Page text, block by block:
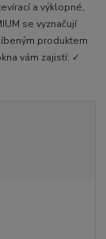
a výklopné,
se vyznačují
produktem
vám zajistí: ✓